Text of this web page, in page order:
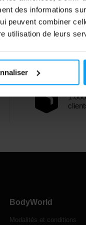
des informations
peuvent combiner
utilisation de leurs
BodyWorld
Modalités et conditions